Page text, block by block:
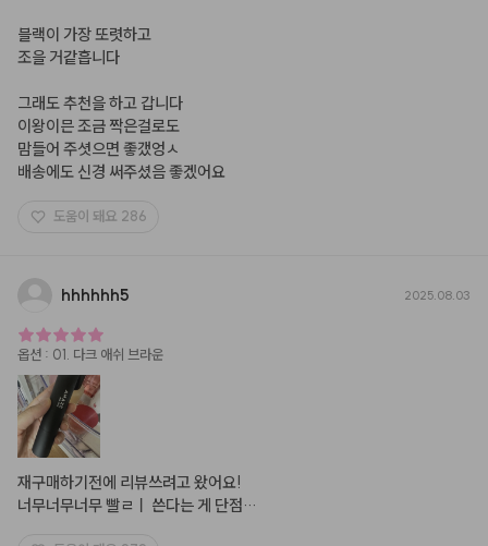
블랙이 가장 또렷하고
조을 거같흡니다
그래도 추천을 하고 갑니다
이왕이믄 조금 짝은걸로도
맘들어 주셧으면 좋갰엉ㅅ
배송에도 신경 써주셨음 좋겠어요
도움이 돼요 286
hhhhhh5 2025.08.03
옵션 : 01. 다크 애쉬 브라운
재구매하기전에 리뷰쓰려고 왔어요!
너무너무너무 빨ㄹㅣ 쓴다는 게 단점…